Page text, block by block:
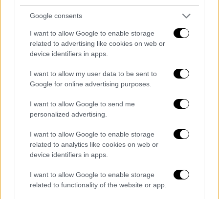
Google consents
I want to allow Google to enable storage
related to advertising like cookies on web or
device identifiers in apps.
I want to allow my user data to be sent to
Google for online advertising purposes.
I want to allow Google to send me
personalized advertising.
I want to allow Google to enable storage
related to analytics like cookies on web or
device identifiers in apps.
I want to allow Google to enable storage
related to functionality of the website or app.
Κεντρικό...|07.08.2026 19:53
Κεντρικό δελτίο ειδήσεων 07/08/2026
Δελτίο στην νοηματική 08/08/2026
Δελτίο... 07.08.2026 14:25
Δελτίο στη νοηματική 07/08/2026
Μεσημεριανό...|08.08.2026 14:03